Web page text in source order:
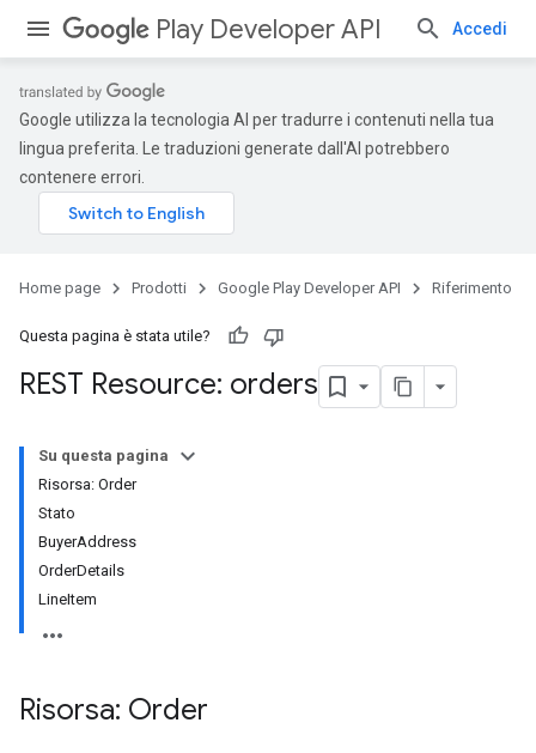
Play Developer API Accedi
Google utilizza la tecnologia AI per tradurre i contenuti nella tua
lingua preferita. Le traduzioni generate dall'AI potrebbero
contenere errori.
Home page Prodotti Google Play Developer API Riferimento
Questa pagina è stata utile?
REST Resource: orders
Su questa pagina
Risorsa: Order
Stato
BuyerAddress
OrderDetails
LineItem
Risorsa: Order